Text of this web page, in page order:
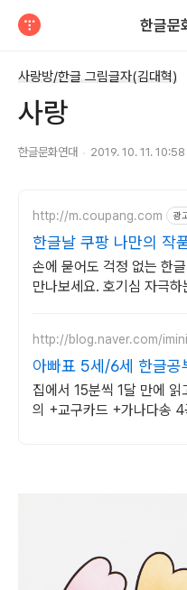
한글문
사랑방/한글 그림글자(김대혁)
사랑
한글문화연대 2019. 10. 11. 10:58
http://m.coupang.com 광
한글날 쿠팡 나만의 작
손에 묻어도 걱정 없는 한
만나보세요. 호기심 자극
http://blog.naver.com/
아빠표 5세/6세 한글공
집에서 15분씩 1달 만에
의 +교구카드 +가나다송 4